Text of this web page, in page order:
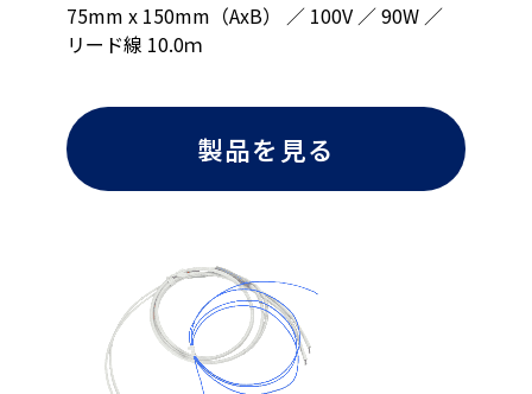
75mm x 150mm（AxB） ／ 100V ／ 90W ／
リード線 10.0ｍ
製品を見る